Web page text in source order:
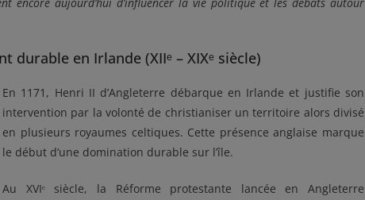
durable en Irlande (XIIᵉ – XIXᵉ siècle)
En 1171, Henri II d’Angleterre débarque en Irlande et justifie son
intervention par la volonté de christianiser un territoire alors divisé
en plusieurs royaumes celtiques. Cette présence anglaise marque
le début d’une domination durable sur l’île.
Au XVIᵉ siècle, la Réforme protestante lancée en Angleterre